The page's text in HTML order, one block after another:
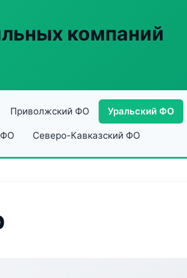
компаний
Приволжский ФО Уральский ФО
Северо-Кавказский ФО